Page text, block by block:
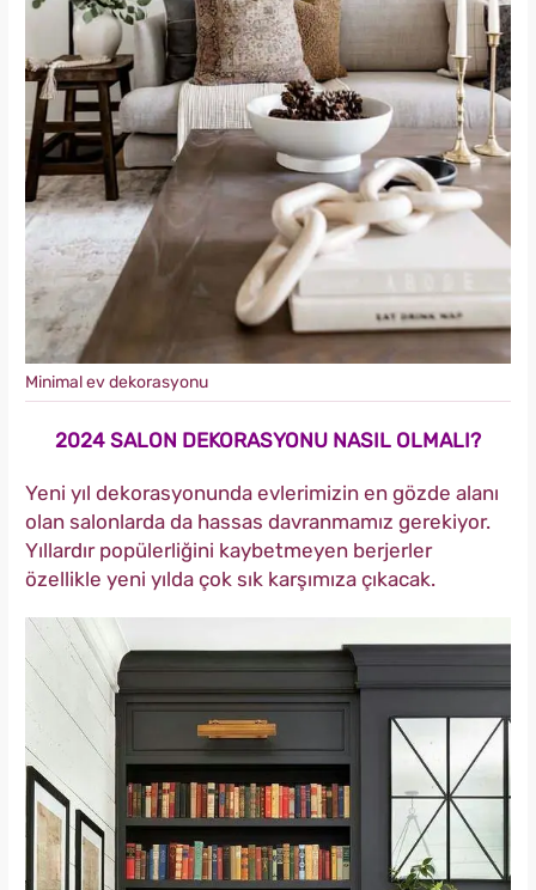
Minimal ev dekorasyonu
2024 SALON DEKORASYONU NASIL OLMALI?
Yeni yıl dekorasyonunda evlerimizin en gözde alanı
olan salonlarda da hassas davranmamız gerekiyor.
Yıllardır popülerliğini kaybetmeyen berjerler
özellikle yeni yılda çok sık karşımıza çıkacak.